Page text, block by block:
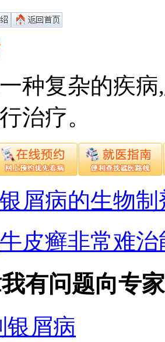
种复杂的疾
治疗。
银屑病的生物
牛皮癣非常难
我有问题向专
银屑病